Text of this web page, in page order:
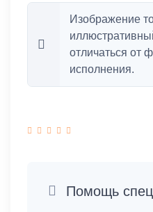
Изображение
отличаться от
исполнения.
Помощь